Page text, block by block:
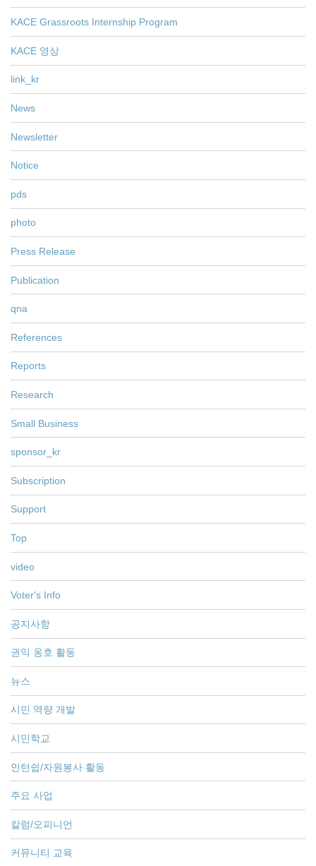
KACE Grassroots Internship Program
KACE 영상
link_kr
News
Newsletter
Notice
pds
photo
Press Release
Publication
qna
References
Reports
Research
Small Business
sponsor_kr
Subscription
Support
Top
video
Voter's Info
공지사항
권익 옹호 활동
뉴스
시민 역량 개발
시민학교
인턴쉽/자원봉사 활동
주요 사업
칼럼/오피니언
커뮤니티 교육